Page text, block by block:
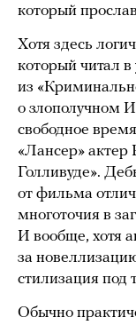
который
Хотя здесь
который читал
из
о злополучном
свободное
«Лансер»
Голливуде».
от фильма
многоточия в
И вообще, хотя
за
стилизация под
Обычно